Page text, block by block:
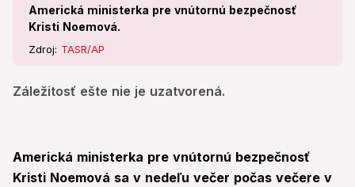
Americká ministerka pre vnútornú bezpečnosť
Kristi Noemová.
Zdroj: TASR/AP
Záležitosť ešte nie je uzatvorená.
Americká ministerka pre vnútornú bezpečnosť
Kristi Noemová sa v nedeľu večer počas večere v